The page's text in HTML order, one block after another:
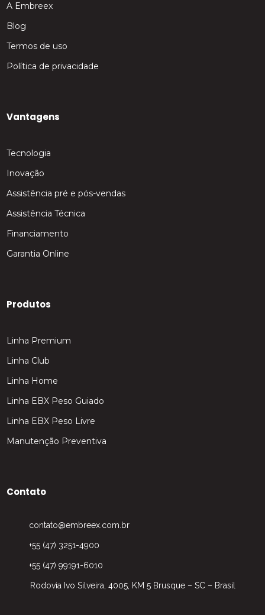
A Embreex
Blog
Termos de uso
Política de privacidade
Vantagens
Tecnologia
Inovação
Assistência pré e pós-vendas
Assistência Técnica
Financiamento
Garantia Online
Produtos
Linha Premium
Linha Club
Linha Home
Linha EBX Peso Guiado
Linha EBX Peso Livre
Manutenção Preventiva
Contato
contato@embreex.com.br
+55 (47) 3251-4900
+55 (47) 99191-6010
Rodovia Ivo Silveira, 4005, KM 5 Brusque – SC – Brasil